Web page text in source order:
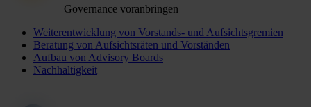
Governance voranbringen
Weiterentwicklung von Vorstands- und Aufsichtsgremien
Beratung von Aufsichtsräten und Vorständen
Aufbau von Advisory Boards
Nachhaltigkeit